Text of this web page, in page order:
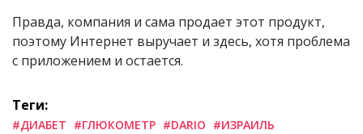
Правда, компания и сама продает этот продукт,
поэтому Интернет выручает и здесь, хотя проблема
с приложением и остается.
Теги:
#ДИАБЕТ #ГЛЮКОМЕТР #DARIO #ИЗРАИЛЬ